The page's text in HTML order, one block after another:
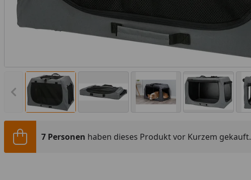
Vorheriges Bild anzeigen
7 Personen haben dieses Produkt vor Kurzem gekauft.